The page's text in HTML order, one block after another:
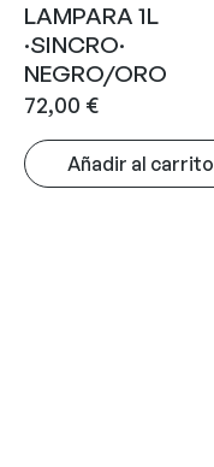
LAMPARA 1L
·SINCRO·
NEGRO/ORO
72,00 €
Añadir al carrito